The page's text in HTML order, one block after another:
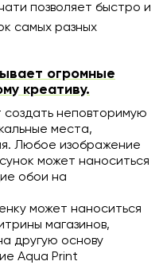
позволяет быстро и
самых разных
огромные
креативу.
создать неповторимую
места,
Любое изображение
может наноситься
обои на
может наноситься
магазинов,
другую основу
Aqua Print